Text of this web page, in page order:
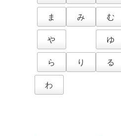
ま
み む
や
ゆ
ら
り る
わ